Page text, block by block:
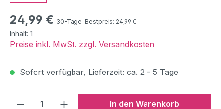
Regulärer Preis:
24,99 € 30-Tage-Bestpreis: 24,99 €
Inhalt: 1
Preise inkl. MwSt. zzgl. Versandkosten
Sofort verfügbar, Lieferzeit: ca. 2 - 5 Tage
Produkt Anzahl: Gib denIn den Warenkorb